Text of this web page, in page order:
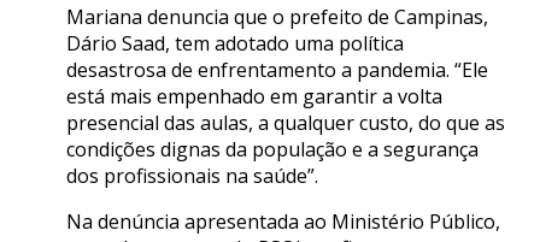
Mariana denuncia que o prefeito de Campinas,
Dário Saad, tem adotado uma política
desastrosa de enfrentamento a pandemia. “Ele
está mais empenhado em garantir a volta
presencial das aulas, a qualquer custo, do que as
condições dignas da população e a segurança
dos profissionais na saúde”.
Na denúncia apresentada ao Ministério Público,